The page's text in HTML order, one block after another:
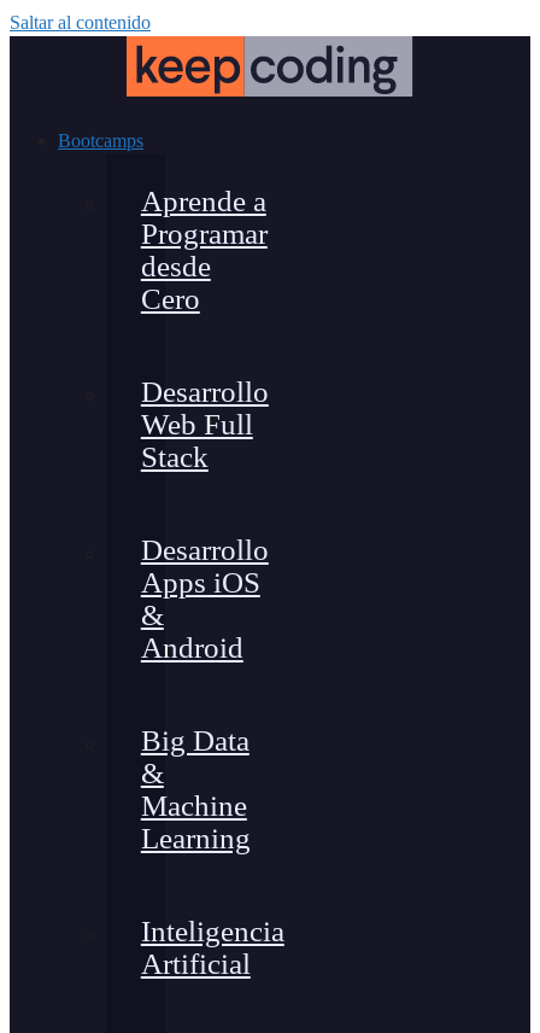
Saltar al contenido
Bootcamps
Aprende a
Programar
desde
Cero
Desarrollo
Web Full
Stack
Desarrollo
Apps iOS
&
Android
Big Data
&
Machine
Learning
Inteligencia
Artificial